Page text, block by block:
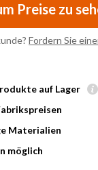
Preise zu
Fordern Sie
auf Lager
Materialien
möglich